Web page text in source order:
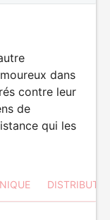
dans
contre leur
de
qui les